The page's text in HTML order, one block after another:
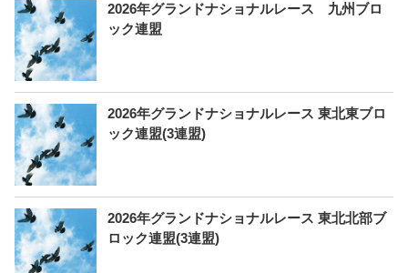
2026年グランドナショナルレース 九州ブロ
ック連盟
2026年グランドナショナルレース 東北東ブロ
ック連盟(3連盟)
2026年グランドナショナルレース 東北北部ブ
ロック連盟(3連盟)